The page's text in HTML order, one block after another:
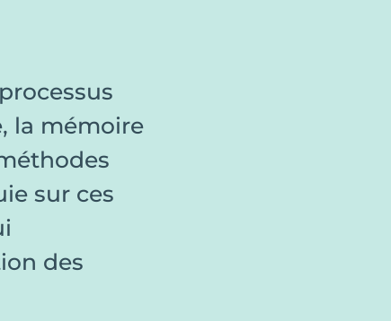
la mémoire
sur ces
des